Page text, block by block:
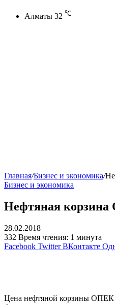
Алматы 32 ℃
Главная/Бизнес и экономика/
Бизнес и экономика
Нефтяная корзина
28.02.2018
332 Время чтения: 1 минута
Facebook Twitter ВКонтакте
Цена нефтяной корзины ОПЕК